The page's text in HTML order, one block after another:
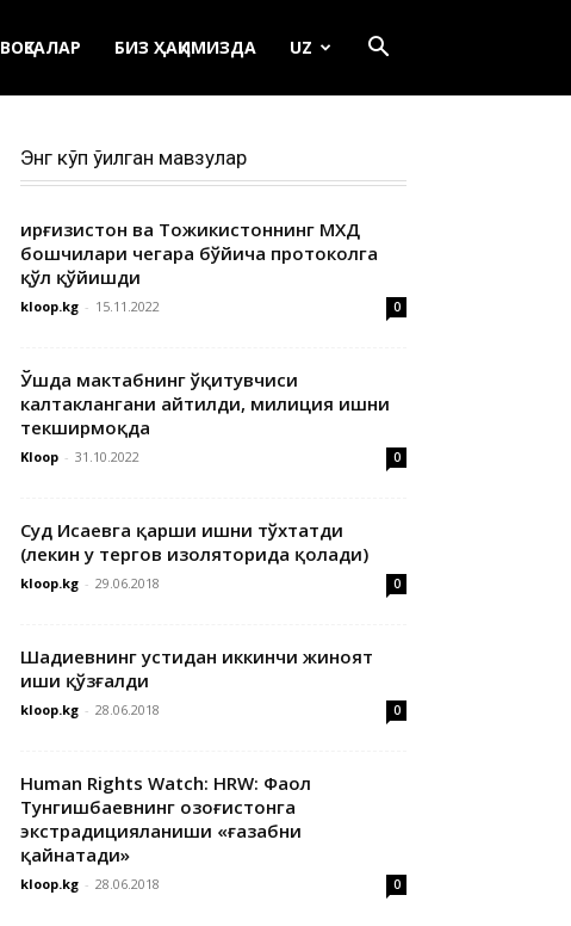
ВОҚЕАЛАР БИЗ ҲАҚИМИЗДА UZ
Энг кўп ўқилган мавзулар
Қирғизистон ва Тожикистоннинг МХДҚ
бошчилари чегара бўйича протоколга
қўл қўйишди
kloop.kg - 15.11.2022 0
Ўшда мактабнинг ўқитувчиси
калтаклангани айтилди, милиция ишни
текширмоқда
Kloop - 31.10.2022 0
Суд Исаевга қарши ишни тўхтатди
(лекин у тергов изоляторида қолади)
kloop.kg - 29.06.2018 0
Шадиевнинг устидан иккинчи жиноят
иши қўзғалди
kloop.kg - 28.06.2018 0
Human Rights Watch: HRW: Фаол
Тунгишбаевнинг Қозоғистонга
экстрадицияланиши «ғазабни
қайнатади»
kloop.kg - 28.06.2018 0